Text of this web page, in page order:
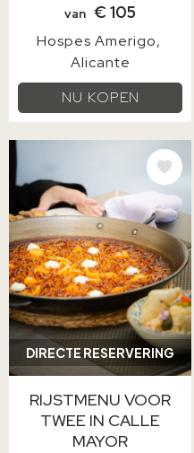
van € 105
Hospes Amerigo
Alicante
NU KOPEN
DIRECTE RESERVERING
AFBEELDING
RIJSTMENU VOOR
TWEE IN CALLE
MAYOR